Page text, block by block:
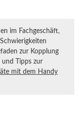
im Fachgeschäft,
zur Kopplung
und Tipps zur
mit dem Handy